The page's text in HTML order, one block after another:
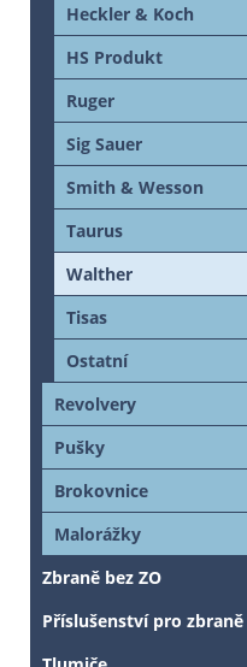
Heckler & Koch
HS Produkt
Ruger
Sig Sauer
Smith & Wesson
Taurus
Walther
Tisas
Ostatní
Revolvery
Pušky
Brokovnice
Malorážky
Zbraně bez ZO
Příslušenství pro zbraně